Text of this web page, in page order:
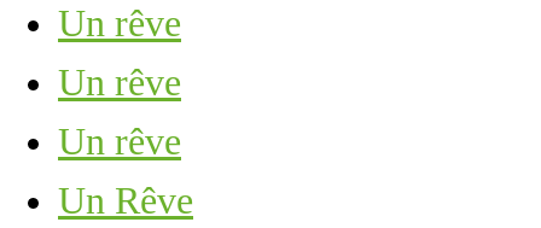
Un rêve
Un rêve
Un rêve
Un Rêve